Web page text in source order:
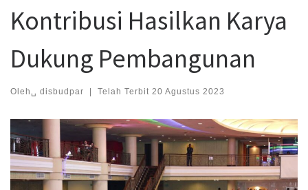
Kontribusi Hasilkan Karya
Dukung Pembangunan
Oleh␣ disbudpar | Telah Terbit 20 Agustus 2023